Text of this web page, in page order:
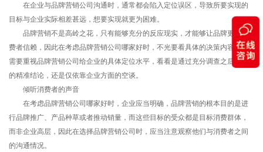
在企业与品牌营销公司沟通时，通常都会陷入定位误区，导致所要实现的
目标与企业实际相差甚远，想要实现就更为困难。
品牌营销不是高岭之花，只有能够充分的反应现实，才能够让品牌更被消
费者信赖，因此在考虑品牌营销公司哪家好时，不光要看具体的决策内容，还
需要重视品牌营销公司给企业的具体定位水平，看看是通过充分调查之后得出
的精准结论，还是仅依靠企业方面的空谈。
倾听消费者的声音
在考虑品牌营销公司哪家好时，企业应当明确，品牌营销的根本目的是进
行品牌推广、产品种草或者推动销量，而这些目标的受众都是目标消费群体，
而非企业高层，因此在选择品牌营销公司时，应当注意观察他们与消费者之间
的沟通情况。